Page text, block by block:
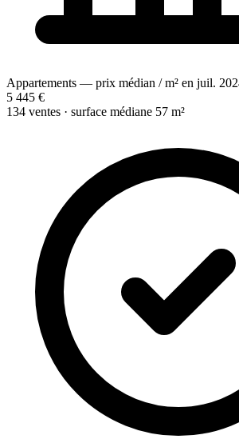
Appartements — prix médian / m² en juil.
5 445 €
134 ventes · surface médiane 57 m²